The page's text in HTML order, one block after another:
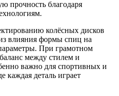
прочность благодаря
колёсных дисков
влияния формы спиц на
При грамотном
между стилем и
важно для спортивных и
каждая деталь играет